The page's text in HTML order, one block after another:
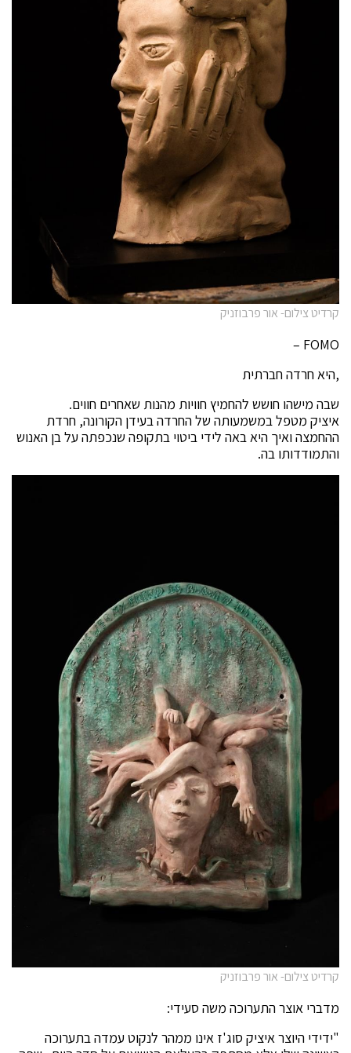
קרדיט צילום- אור פרבוזניק
FOMO –
,היא חרדה חברתית
שבה מישהו חושש להחמיץ חוויות מהנות שאחרים חווים.
איציק מטפל במשמעותה של החרדה בעידן הקורונה, חרדת
ההחמצה ואיך היא באה לידי ביטוי בתקופה שנכפתה על בן האנוש
והתמודדותו בה.
קרדיט צילום- אור פרבוזניק
מדברי אוצר התערוכה משה סעידי:
"ידידי היוצר איציק סוג'ז אינו ממהר לנקוט עמדה בתערוכה